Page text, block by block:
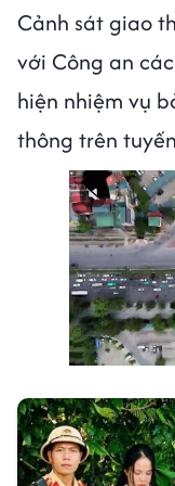
Cảnh sát giao
với Công an
hiện nhiệm vụ
thông trên